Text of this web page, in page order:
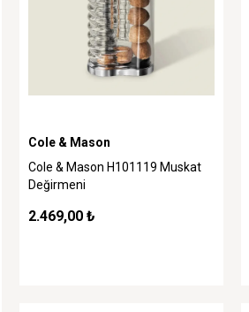
Cole & Mason
Cole & Mason H101119 Muskat
Değirmeni
2.469,00 ₺